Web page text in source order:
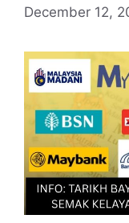
December 12,